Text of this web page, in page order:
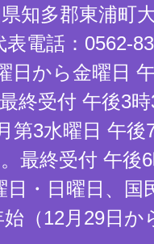
知多郡東浦町
表電話：0562-
日から金曜日
最終受付 午後3
第3水曜日 午後
。最終受付 午
日・日曜日、国
（12月29日か